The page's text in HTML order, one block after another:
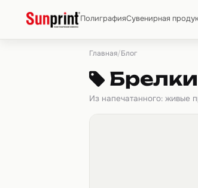
ПолиграфияСувенирная
Главная/Блог
Из напечатанного: живые